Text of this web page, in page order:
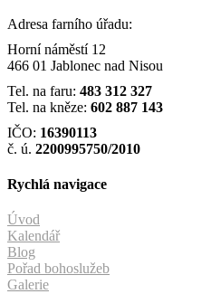
Adresa farního úřadu:
Horní náměstí 12
466 01 Jablonec nad Nisou
Tel. na faru: 483 312 327
Tel. na kněze: 602 887 143
IČO: 16390113
č. ú. 2200995750/2010
Rychlá navigace
Úvod
Kalendář
Blog
Pořad bohoslužeb
Galerie